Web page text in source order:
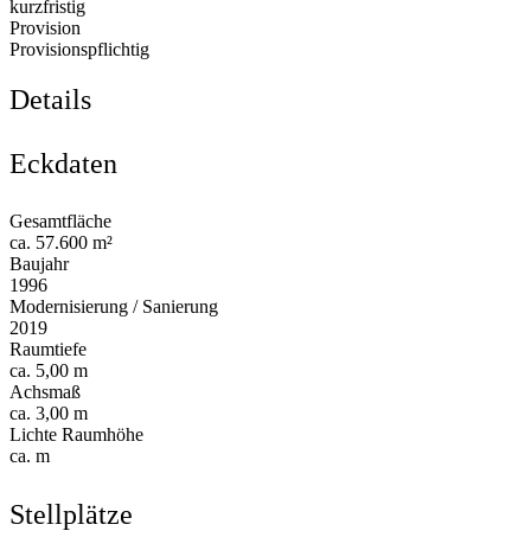
kurzfristig
Provision
Provisionspflichtig
Details
Eckdaten
Gesamtfläche
ca. 57.600 m²
Baujahr
1996
Modernisierung / Sanierung
2019
Raumtiefe
ca. 5,00 m
Achsmaß
ca. 3,00 m
Lichte Raumhöhe
ca. m
Stellplätze